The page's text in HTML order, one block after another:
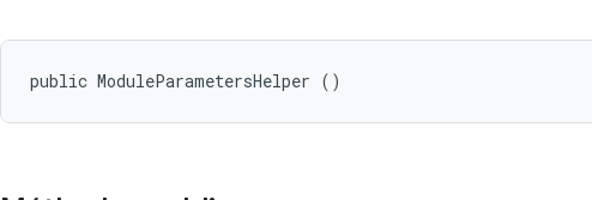
public ModuleParametersHelper ()